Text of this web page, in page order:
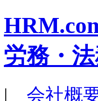
労務・
| 会社概